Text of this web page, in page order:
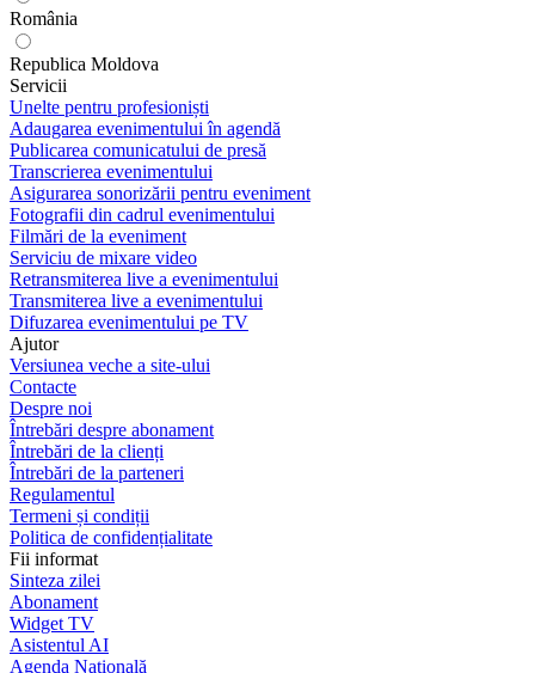
România
Republica Moldova
Servicii
Unelte pentru profesioniști
Adaugarea evenimentului în agendă
Publicarea comunicatului de presă
Transcrierea evenimentului
Asigurarea sonorizării pentru eveniment
Fotografii din cadrul evenimentului
Filmări de la eveniment
Serviciu de mixare video
Retransmiterea live a evenimentului
Transmiterea live a evenimentului
Difuzarea evenimentului pe TV
Ajutor
Versiunea veche a site-ului
Contacte
Despre noi
Întrebări despre abonament
Întrebări de la clienți
Întrebări de la parteneri
Regulamentul
Termeni și condiții
Politica de confidențialitate
Fii informat
Sinteza zilei
Abonament
Widget TV
Asistentul AI
Agenda Națională